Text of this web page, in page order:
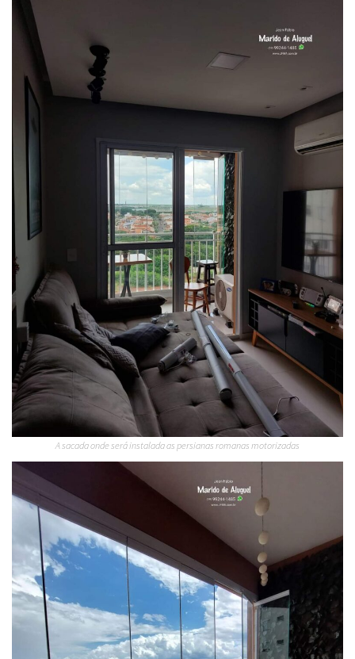
A sacada onde será instalada as persianas romanas motorizadas